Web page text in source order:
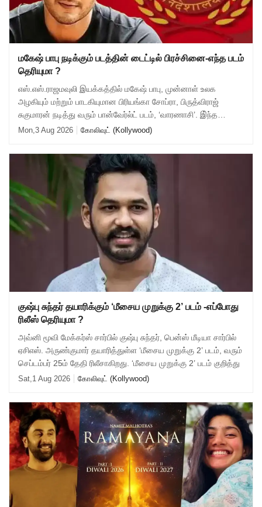
மகேஷ் பாபு நடிக்கும் படத்தின் டைட்டில் பிரச்சினை-எந்த படம்
தெரியுமா ?
எஸ்.எஸ்.ராஜமவுலி இயக்கத்தில் மகேஷ் பாபு, முன்னாள் உலக
அழகியும் மற்றும் பாடகியுமான பிரியங்கா சோப்ரா, பிருத்விராஜ்
சுகுமாரன் நடித்து வரும் பான்வேர்ல்ட் படம், ‘வாரணாசி’. இ்ந்த
தலைப்பை ஏற்கனவே பதிவு செய்
Mon,3 Aug 2026 கோலிவுட் (Kollywood)
குஷ்பு சுந்தர் தயாரிக்கும் ‘மீசைய முறுக்கு 2’ படம் -எப்போது
ரிலீஸ் தெரியுமா ?
அவ்னி மூவி மேக்கர்ஸ் சார்பில் குஷ்பு சுந்தர், பென்ஸ் மீடியா சார்பில்
ஏசிஎஸ். அருண்குமார் தயாரித்துள்ள ‘மீசைய முறுக்கு 2’ படம், வரும்
செப்டம்பர் 25ம் தேதி ரிலீசாகிறது. ‘மீசைய முறுக்கு 2’ படம் குறித்து
Sat,1 Aug 2026 கோலிவுட் (Kollywood)